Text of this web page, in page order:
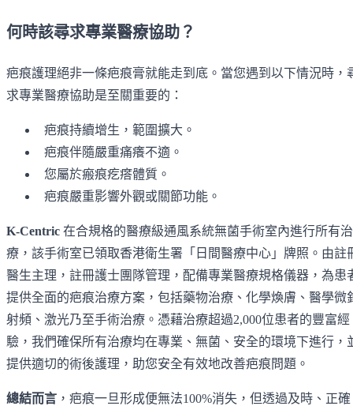
何時該尋求專業醫療協助？
疤痕護理絕非一條疤痕膏就能走到底。當您遇到以下情況時，
求專業醫療協助是至關重要的：
疤痕持續增生，範圍擴大。
疤痕伴隨嚴重痛癢不適。
您屬於瘢痕疙瘩體質。
疤痕嚴重影響外觀或關節功能。
K-Centric 在合規格的醫療級通風系統無菌手術室內進行所有治
療，該手術室已領取香港衛生署「日間醫療中心」牌照。由註
醫生主理，註冊護士團隊管理，配備專業醫療規格儀器，為患
提供全面的疤痕治療方案，包括藥物治療、化學煥膚、醫學微
射頻、激光乃至手術治療。憑藉治療超過2,000位患者的豐富經
驗，我們確保所有治療均在專業、無菌、安全的環境下進行，
提供適切的術後護理，助您安全有效地改善疤痕問題。
總結而言 ，疤痕一旦形成便無法100%消失，但透過及時、正確